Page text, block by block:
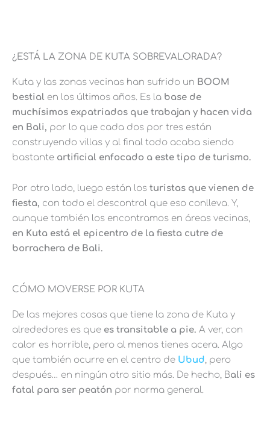
¿ESTÁ LA ZONA DE KUTA SOBREVALORADA?
Kuta y las zonas vecinas han sufrido un BOOM
bestial en los últimos años. Es la base de
muchísimos expatriados que trabajan y hacen vida
en Bali, por lo que cada dos por tres están
construyendo villas y al final todo acaba siendo
bastante artificial enfocado a este tipo de turismo.
Por otro lado, luego están los turistas que vienen de
fiesta, con todo el descontrol que eso conlleva. Y,
aunque también los encontramos en áreas vecinas,
en Kuta está el epicentro de la fiesta cutre de
borrachera de Bali.
CÓMO MOVERSE POR KUTA
De las mejores cosas que tiene la zona de Kuta y
alrededores es que es transitable a pie. A ver, con
calor es horrible, pero al menos tienes acera. Algo
que también ocurre en el centro de Ubud, pero
después… en ningún otro sitio más. De hecho, Bali es
fatal para ser peatón por norma general.